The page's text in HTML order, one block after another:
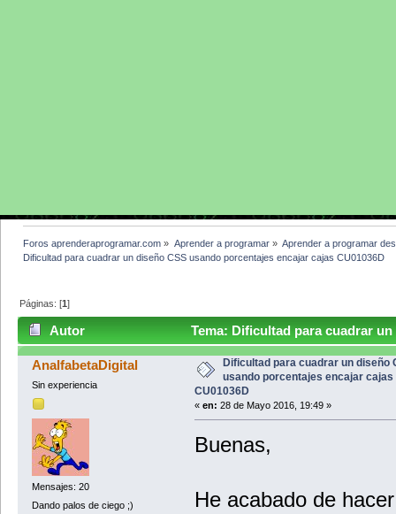
Foros aprenderaprogramar.com » Aprender a programar» Aprender a programar
Dificultad para cuadrar un diseño CSS usando porcentajes encajar cajas CU01036D
Páginas: [1]
Autor
Tema: Dificultad para cuadrar
CU01036D (Leído 4556 veces)
AnalfabetaDigital
Sin experiencia
Mensajes: 20
Dando palos de ciego ;)
Dificultad para cuadrar un diseño
usando porcentajes encajar cajas
CU01036D
« en: 28 de Mayo 2016, 19:49 »
Buenas,
He acabado de